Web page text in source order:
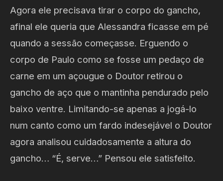
Agora ele precisava tirar o corpo do gancho,
afinal ele queria que Alessandra ficasse em pé
quando a sessão começasse. Erguendo o
corpo de Paulo como se fosse um pedaço de
carne em um açougue o Doutor retirou o
gancho de aço que o mantinha pendurado pelo
baixo ventre. Limitando-se apenas a jogá-lo
num canto como um fardo indesejável o Doutor
agora analisou cuidadosamente a altura do
gancho… “É, serve…” Pensou ele satisfeito.